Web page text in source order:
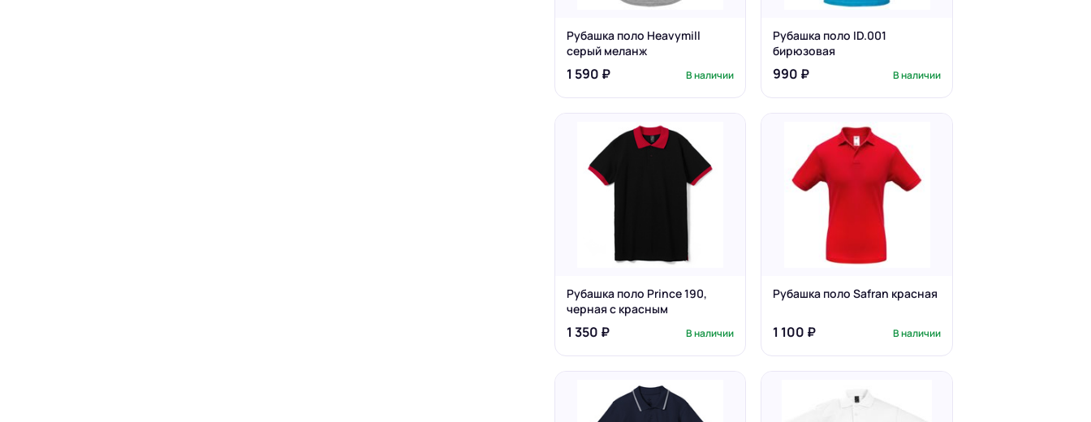
Рубашка поло Heavymill
серый меланж
1 590 ₽ В наличии
Рубашка поло ID.001
бирюзовая
990 ₽ В наличии
Рубашка поло Prince 190,
черная с красным
1 350 ₽ В наличии
Рубашка поло Safran красная
1 100 ₽ В наличии